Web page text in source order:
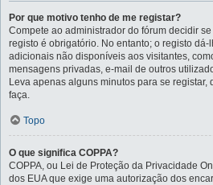
Por que motivo tenho de me registar?
Compete ao administrador do fórum decidir
registo é obrigatório. No entanto; o registo
adicionais não disponíveis aos visitantes,
mensagens privadas, e-mail de outros
Leva apenas alguns minutos para se
faça.
Topo
O que significa COPPA?
COPPA, ou Lei de Proteção da Privacidade
dos EUA que exige uma autorização dos